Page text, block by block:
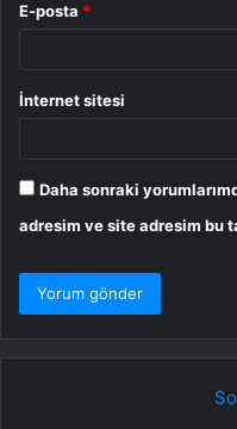
E-posta *
İnternet sitesi
Daha sonraki
adresim ve site adresim bu